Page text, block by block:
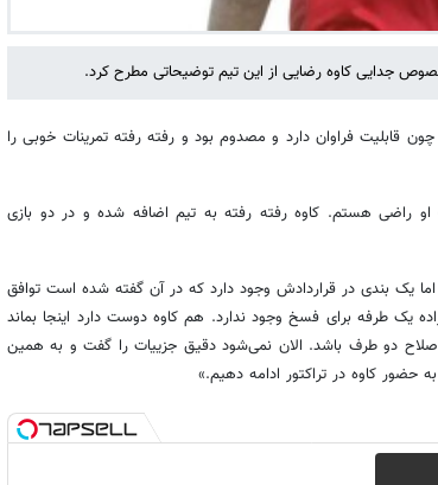
جدایی کاوه رضایی از این تیم توضیحاتی مطرح کرد.
فراوان دارد و مصدوم بود و رفته رفته تمرینات خوبی را
راضی هستم. کاوه رفته رفته به تیم اضافه شده و در دو بازی
اما یک بندی در قراردادش وجود دارد که در آن گفته شده است توافق
یک طرفه برای فسخ وجود ندارد. هم کاوه دوست دارد اینجا بماند
دو طرف باشد. الان نمی‌شود دقیق جزییات را گفت و به همین
حضور کاوه در تراکتور ادامه دهیم.»